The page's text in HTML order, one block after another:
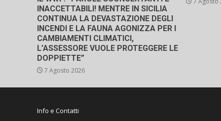
INACCETTABILI! MENTRE IN SICILIA
CONTINUA LA DEVASTAZIONE DEGLI
INCENDI E LA FAUNA AGONIZZA PER I
CAMBIAMENTI CLIMATICI,
L’ASSESSORE VUOLE PROTEGGERE LE
DOPPIETTE”
7 Agosto 2026
Info e Contatti